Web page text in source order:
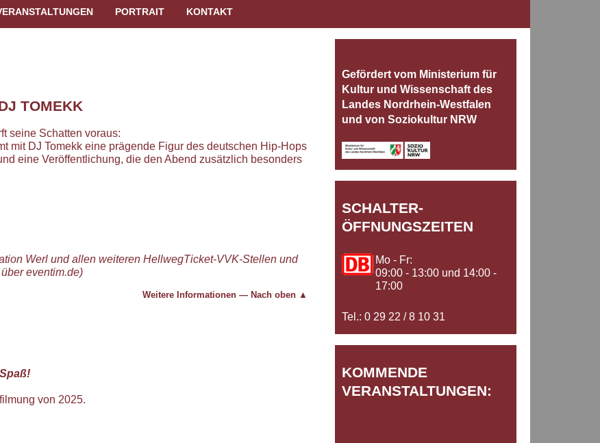
PORTRAIT KONTAKT
TOMEKK
seine Schatten voraus:
mit DJ Tomekk eine prägende Figur des deutschen Hip-Hops
eine Veröffentlichung, die den Abend zusätzlich besonders
Werl und allen weiteren HellwegTicket-VVK-Stellen und
eventim.de)
Weitere Informationen — Nach oben ▲
von 2025.
Gefördert vom Ministerium für
Kultur und Wissenschaft des
Landes Nordrhein‐Westfalen
und von Soziokultur NRW
SCHALTER-
ÖFFNUNGSZEITEN
Mo - Fr:
09:00 - 13:00 und 14:00 -
17:00
Tel.: 0 29 22 / 8 10 31
KOMMENDE
VERANSTALTUNGEN: